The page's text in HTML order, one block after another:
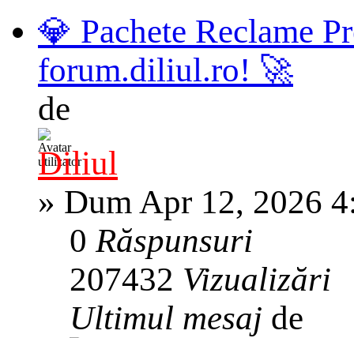
💎 Pachete Reclame
forum.diliul.ro! 🚀
de
Diliul
» Dum Apr 12, 2026
0Răspunsuri
207432 Vizualizări
Ultimul mesaj de